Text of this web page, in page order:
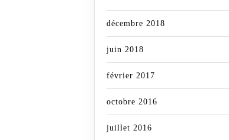
décembre 2018
juin 2018
février 2017
octobre 2016
juillet 2016